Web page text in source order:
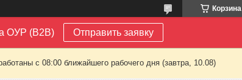
Корзина
ОУР (B2B) Отправить заявку
с 08:00 ближайшего рабочего дня (завтра, 10.08)